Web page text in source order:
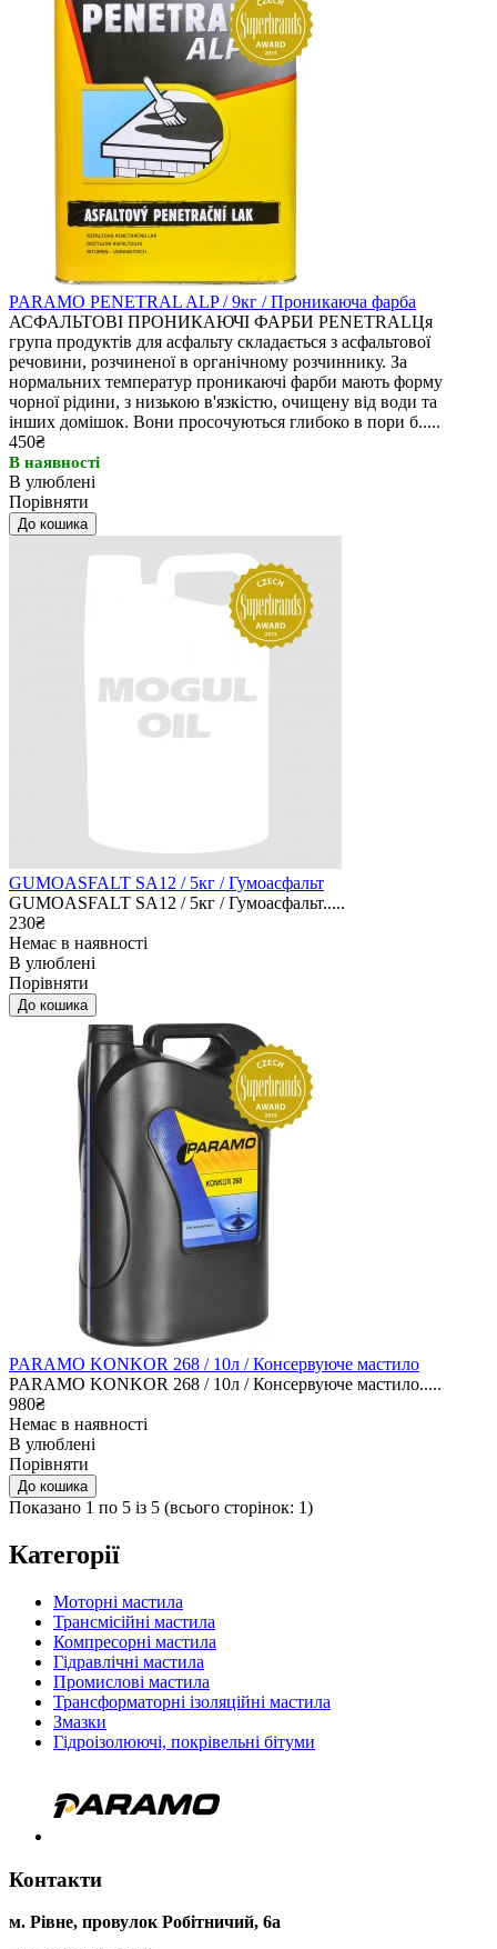
PARAMO PENETRAL ALP / 9кг / Проникаюча фарба
АСФАЛЬТОВІ ПРОНИКАЮЧІ ФАРБИ PENETRALЦя
група продуктів для асфальту складається з асфальтової
речовини, розчиненої в органічному розчиннику. За
нормальних температур проникаючі фарби мають форму
чорної рідини, з низькою в'язкістю, очищену від води та
інших домішок. Вони просочуються глибоко в пори б.....
450₴
В наявності
В улюблені
Порівняти
GUMOASFALT SA12 / 5кг / Гумоасфальт
GUMOASFALT SA12 / 5кг / Гумоасфальт.....
230₴
Немає в наявності
В улюблені
Порівняти
PARAMO KONKOR 268 / 10л / Консервуюче мастило
PARAMO KONKOR 268 / 10л / Консервуюче мастило.....
980₴
Немає в наявності
В улюблені
Порівняти
Показано 1 по 5 із 5 (всього сторінок: 1)
Категорії
Моторні мастила
Трансмісійні мастила
Компресорні мастила
Гідравлічні мастила
Промислові мастила
Трансформаторні ізоляційні мастила
Змазки
Гідроізолюючі, покрівельні бітуми
Контакти
м. Рівне, провулок Робітничий, 6а